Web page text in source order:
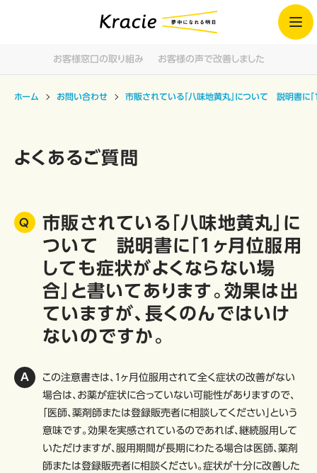
お客様窓口の取り組み お客様の声で改善しました
ホーム お問い合わせ 市販されている「八味地黄丸」について 説明書に
よくあるご質問
市販されている「八味地黄丸」に
ついて 説明書に「1ヶ月位服用
しても症状がよくならない場
合」と書いてあります。効果は出
ていますが、長くのんではいけ
ないのですか。
この注意書きは、1ヶ月位服用されて全く症状の改善がない
場合は、お薬が症状に合っていない可能性がありますので、
「医師、薬剤師または登録販売者に相談してください」という
意味です。効果を実感されているのであれば、継続服用して
いただけますが、服用期間が長期にわたる場合は医師、薬剤
師または登録販売者に相談ください。症状が十分に改善した